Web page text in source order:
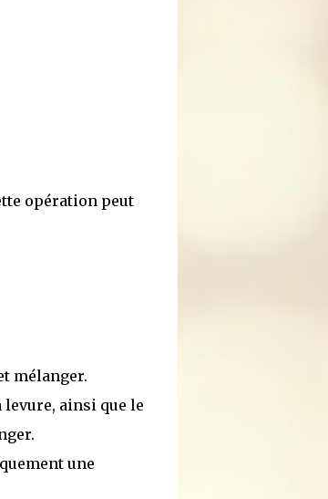
opération peut
mélanger.
ainsi que le
une